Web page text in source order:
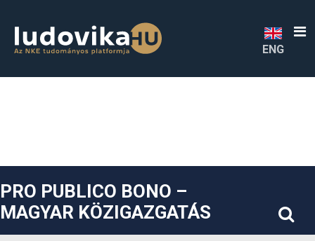
##plugins.themes.bootstrap3.accessible_menu.sidebar##
ENG
PRO PUBLICO BONO –
MAGYAR KÖZIGAZGATÁS